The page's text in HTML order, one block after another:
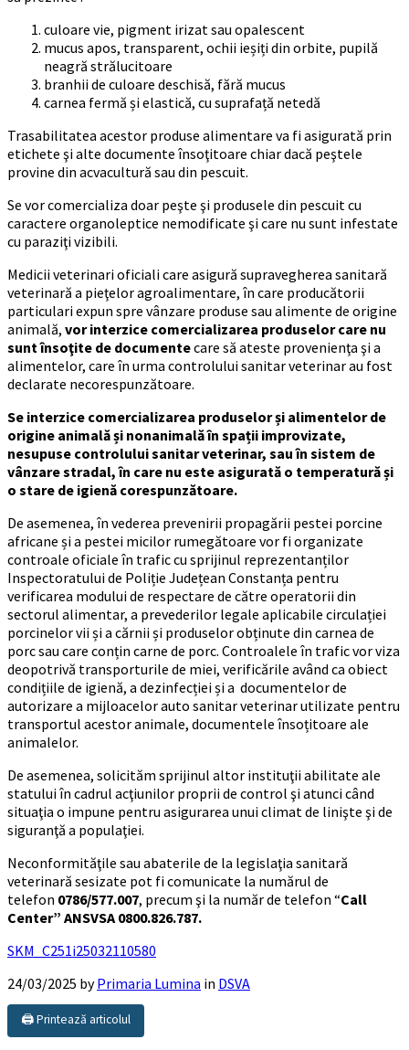
culoare vie, pigment irizat sau opalescent
mucus apos, transparent, ochii ieșiți din orbite, pupilă
neagră strălucitoare
branhii de culoare deschisă, fără mucus
carnea fermă și elastică, cu suprafață netedă
Trasabilitatea acestor produse alimentare va fi asigurată prin
etichete şi alte documente însoţitoare chiar dacă peştele
provine din acvacultură sau din pescuit.
Se vor comercializa doar peşte şi produsele din pescuit cu
caractere organoleptice nemodificate şi care nu sunt infestate
cu paraziţi vizibili.
Medicii veterinari oficiali care asigură supravegherea sanitară
veterinară a pieţelor agroalimentare, în care producătorii
particulari expun spre vânzare produse sau alimente de origine
animală, vor interzice comercializarea produselor care nu
sunt însoţite de documentecare să ateste provenienţa şi a
alimentelor, care în urma controlului sanitar veterinar au fost
declarate necorespunzătoare.
Se interzice comercializarea produselor și alimentelor de
origine animală și nonanimală în spații improvizate,
nesupuse controlului sanitar veterinar, sau în sistem de
vânzare stradal, în care nu este asigurată o temperatură și
o stare de igienă corespunzătoare.
De asemenea, în vederea prevenirii propagării pestei porcine
africane și a pestei micilor rumegătoare vor fi organizate
controale oficiale în trafic cu sprijinul reprezentanților
Inspectoratului de Poliție Județean Constanța pentru
verificarea modului de respectare de către operatorii din
sectorul alimentar, a prevederilor legale aplicabile circulației
porcinelor vii și a cărnii și produselor obținute din carnea de
porc sau care conțin carne de porc. Controalele în trafic vor viza
deopotrivă transporturile de miei, verificările având ca obiect
condițiile de igienă, a dezinfecției și a documentelor de
autorizare a mijloacelor auto sanitar veterinar utilizate pentru
transportul acestor animale, documentele însoțitoare ale
animalelor.
De asemenea, solicităm sprijinul altor instituţii abilitate ale
statului în cadrul acţiunilor proprii de control şi atunci când
situaţia o impune pentru asigurarea unui climat de linişte şi de
siguranţă a populaţiei.
Neconformităţile sau abaterile de la legislaţia sanitară
veterinară sesizate pot fi comunicate la numărul de
telefon 0786/577.007, precum şi la număr de telefon “Call
Center” ANSVSA 0800.826.787.
SKM_C251i25032110580
24/03/2025 byPrimaria Lumina in DSVA
🖨️ Printează articolul